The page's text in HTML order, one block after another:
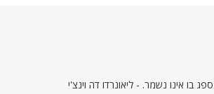
בו אינו נשמר. - ליאונרדו דה וינצ'י